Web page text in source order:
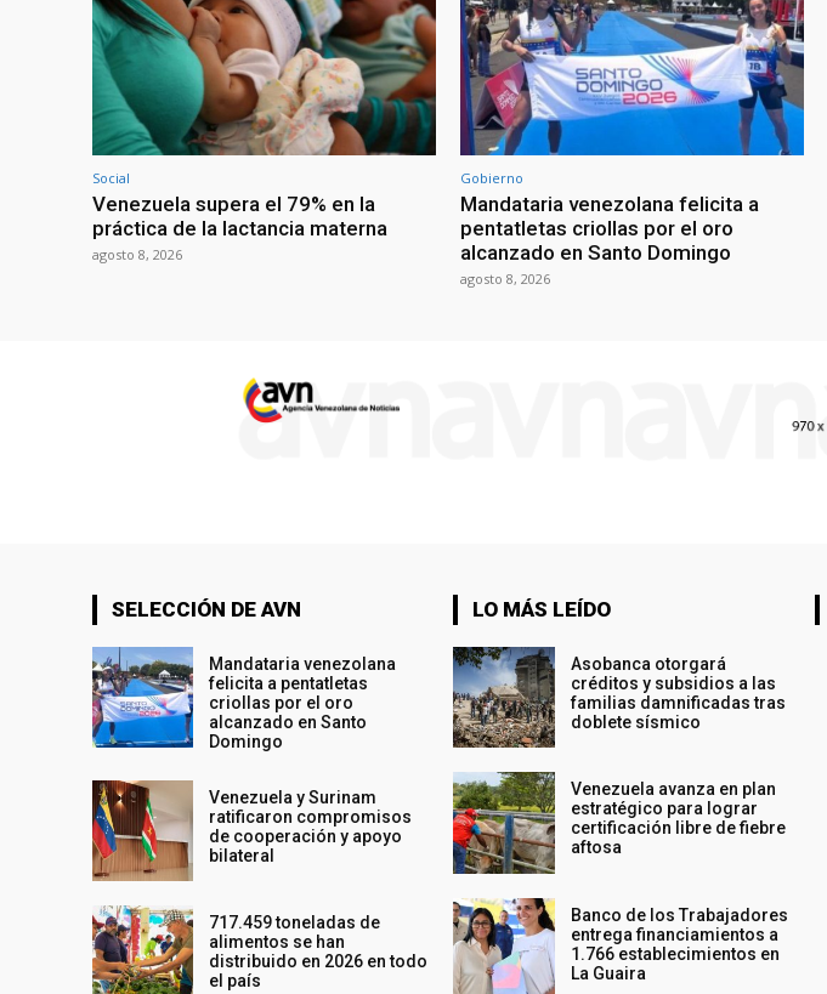
Social
Venezuela supera el 79% en la
práctica de la lactancia materna
agosto 8, 2026
Gobierno
Mandataria venezolana felicita a
pentatletas criollas por el oro
alcanzado en Santo Domingo
agosto 8, 2026
SELECCIÓN DE AVN
Mandataria venezolana
felicita a pentatletas
criollas por el oro
alcanzado en Santo
Domingo
Venezuela y Surinam
ratificaron compromisos
de cooperación y apoyo
bilateral
717.459 toneladas de
alimentos se han
distribuido en 2026 en todo
el país
LO MÁS LEÍDO
Asobanca otorgará
créditos y subsidios a las
familias damnificadas tras
doblete sísmico
Venezuela avanza en plan
estratégico para lograr
certificación libre de fiebre
aftosa
Banco de los Trabajadores
entrega financiamientos a
1.766 establecimientos en
La Guaira